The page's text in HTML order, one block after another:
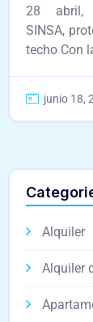
28 abril,
SINSA,
techo Con
junio 18,
Alquiler
Alquiler